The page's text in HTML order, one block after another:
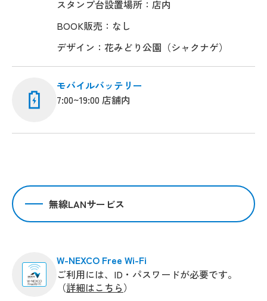
スタンプ台設置場所：店内
BOOK販売：なし
デザイン：花みどり公園（シャクナゲ）
モバイルバッテリー
7:00~19:00 店舗内
無線LANサービス
W-NEXCO Free Wi-Fi
ご利用には、ID・パスワードが必要です。
（詳細はこちら）